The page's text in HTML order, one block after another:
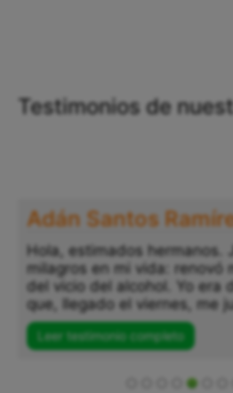
Testimonios de
Adán Santos
Hola, estimados hermanos.
milagros en mi vida: renovó
del vicio del alcohol. Yo era
que, llegado el viernes, me
Leer testimonio completo